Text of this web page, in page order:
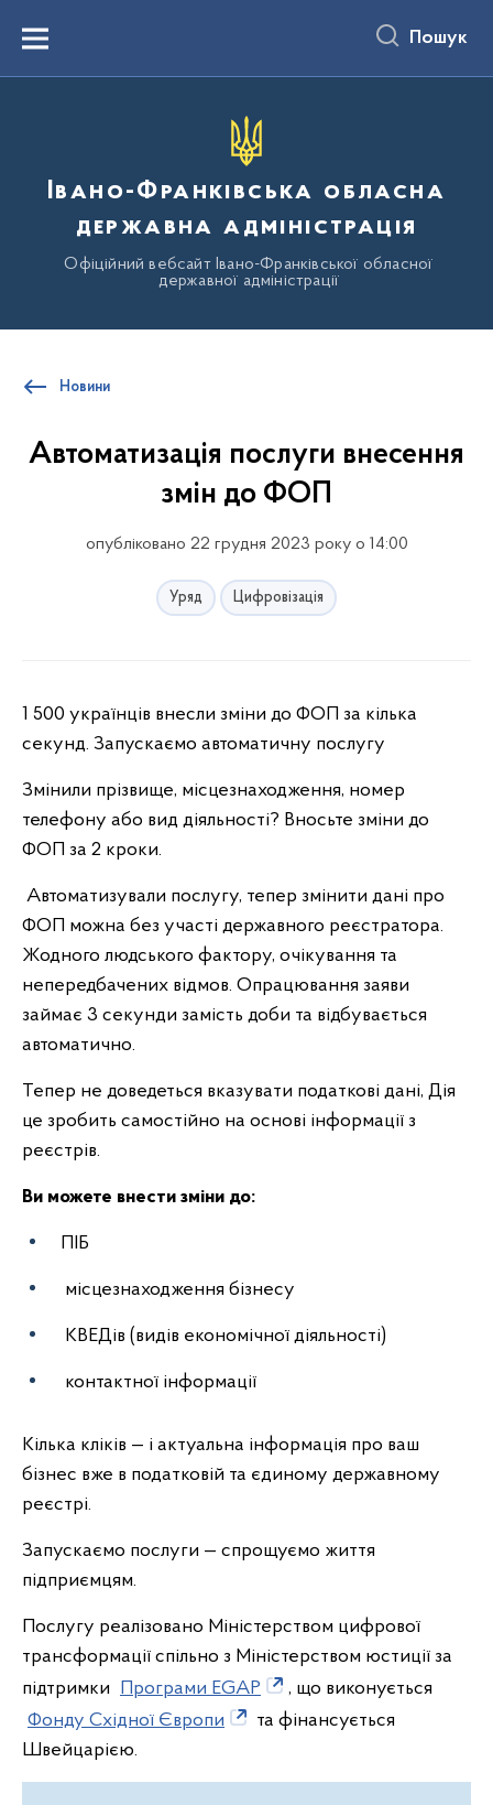
вмістуMenu Пошук
Івано-Франківська обласна
державна адміністрація
Офіційний вебсайт Івано-Франківської обласної
державної адміністрації
Новини
Автоматизація послуги внесення
змін до ФОП
опубліковано 22 грудня 2023 року о 14:00
Уряд Цифровізація
1 500 українців внесли зміни до ФОП за кілька
секунд. Запускаємо автоматичну послугу
Змінили прізвище, місцезнаходження, номер
телефону або вид діяльності? Вносьте зміни до
ФОП за 2 кроки.
Автоматизували послугу, тепер змінити дані про
ФОП можна без участі державного реєстратора.
Жодного людського фактору, очікування та
непередбачених відмов. Опрацювання заяви
займає 3 секунди замість доби та відбувається
автоматично.
Тепер не доведеться вказувати податкові дані, Дія
це зробить самостійно на основі інформації з
реєстрів.
Ви можете внести зміни до:
ПІБ
місцезнаходження бізнесу
КВЕДів (видів економічної діяльності)
контактної інформації
Кілька кліків — і актуальна інформація про ваш
бізнес вже в податковій та єдиному державному
реєстрі.
Запускаємо послуги — спрощуємо життя
підприємцям.
Послугу реалізовано Міністерством цифрової
трансформації спільно з Міністерством юстиції за
підтримки Програми EGAP
, що виконується
Фонду Східної Європи
та фінансується
Швейцарією.